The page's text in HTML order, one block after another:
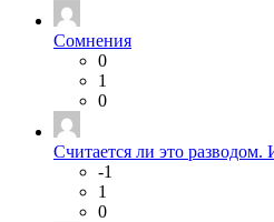
Сомнения
0
1
0
Считается ли это разводом.
-1
1
0